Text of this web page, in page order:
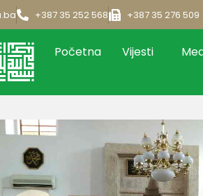
+387 35 252 568 +387 35 276 509
Početna Vijesti